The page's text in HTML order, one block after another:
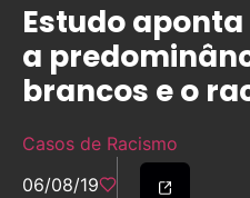
Estudo
a
brancos e o
Casos de Racismo
06/08/19